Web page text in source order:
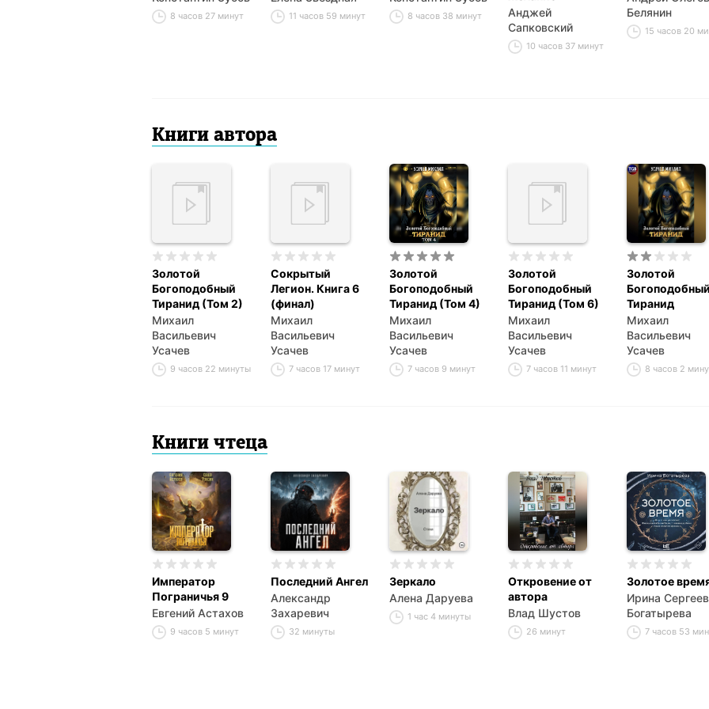
8 часов 27 минут 11 часов 59 минут 8 часов 38 минут
Анджей
Сапковский
10 часов 37 минут
Белянин
15 часов 20
Книги автора
Золотой
Богоподобный
Тиранид (Том 2)
Михаил
Васильевич
Усачев
9 часов 22 минуты
Сокрытый
Легион. Книга 6
(финал)
Михаил
Васильевич
Усачев
7 часов 17 минут
Золотой
Богоподобный
Тиранид (Том 4)
Михаил
Васильевич
Усачев
7 часов 9 минут
Золотой
Богоподобный
Тиранид (Том 6)
Михаил
Васильевич
Усачев
7 часов 11 минут
Золотой
Богоподобный
Тиранид
Михаил
Васильевич
Усачев
8 часов 2
Книги чтеца
Император
Пограничья 9
Евгений Астахов
9 часов 5 минут
Последний Ангел
Александр
Захаревич
32 минуты
Зеркало
Алена Даруева
1 час 4 минуты
Откровение от
автора
Влад Шустов
26 минут
Золотое
Ирина
Богатырева
7 часов 53